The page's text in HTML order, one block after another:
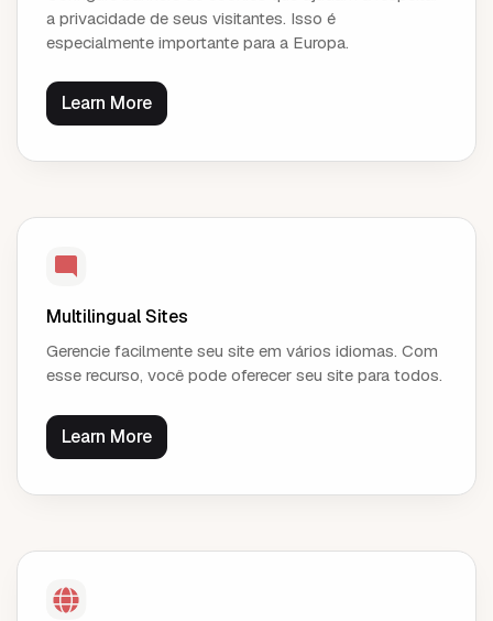
a privacidade de seus visitantes. Isso é
especialmente importante para a Europa.
Learn More
Multilingual Sites
Gerencie facilmente seu site em vários idiomas. Com
esse recurso, você pode oferecer seu site para todos.
Learn More